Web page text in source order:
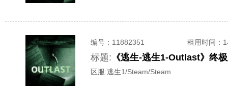
编号： 11882351 租用时间 ：
标题: 《逃生-逃生1-Outlast》终
区服:逃生1/Steam/Steam